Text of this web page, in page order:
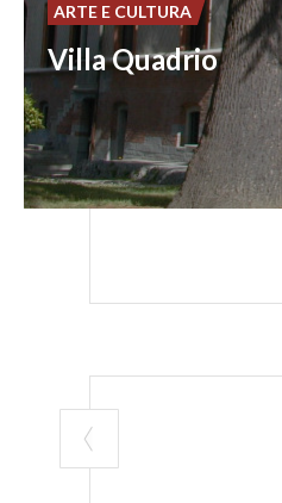
Villa Quadrio
ARTE E CULTURA